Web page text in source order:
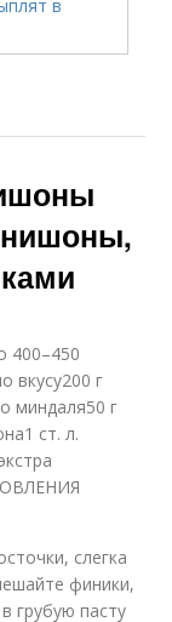
400–450
вкусу200 г
миндаля50 г
ст. л.
слегка
финики,
грубую пасту